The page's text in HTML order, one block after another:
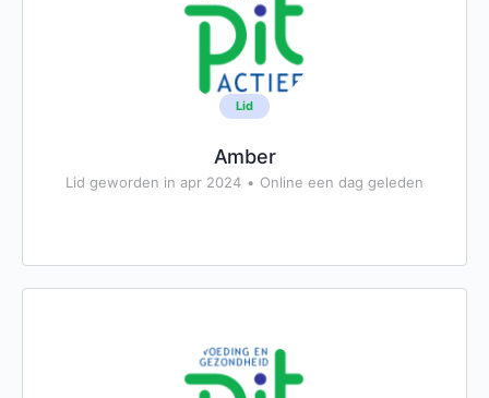
Lid
Amber
Lid geworden in apr 2024 • Online een dag geleden